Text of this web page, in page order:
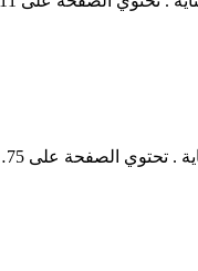
. تحتوي الصفحة على 75…